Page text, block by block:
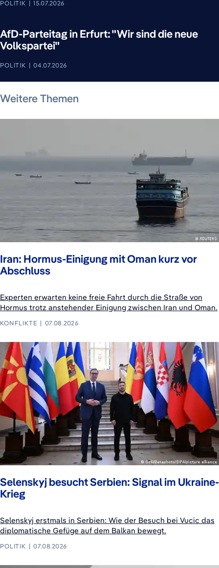
POLITIK 15.07.2026
AfD-Parteitag in Erfurt: "Wir sind die neue
Volkspartei"
POLITIK 04.07.2026
Weitere Themen
Iran: Hormus-Einigung mit Oman kurz vor
Abschluss
Experten erwarten keine freie Fahrt durch die Straße von
Hormus trotz anstehender Einigung zwischen Iran und Oman.
KONFLIKTE 07.08.2026
7. August 2026
Selenskyj besucht Serbien: Signal im Ukraine-
Krieg
Selenskyj erstmals in Serbien: Wie der Besuch bei Vucic das
diplomatische Gefüge auf dem Balkan bewegt.
POLITIK 07.08.2026
7. August 20267. August 2026
7. August 2026
7. August 2026
6. August 2026